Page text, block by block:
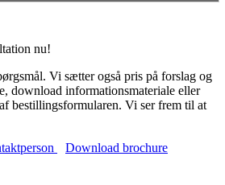
nu!
Vi sætter også pris på forslag og
download informationsmateriale eller
bestillingsformularen. Vi ser frem til at
Download brochure